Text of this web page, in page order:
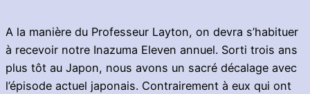
A la manière du Professeur Layton, on devra s’habituer
à recevoir notre Inazuma Eleven annuel. Sorti trois ans
plus tôt au Japon, nous avons un sacré décalage avec
l’épisode actuel japonais. Contrairement à eux qui ont